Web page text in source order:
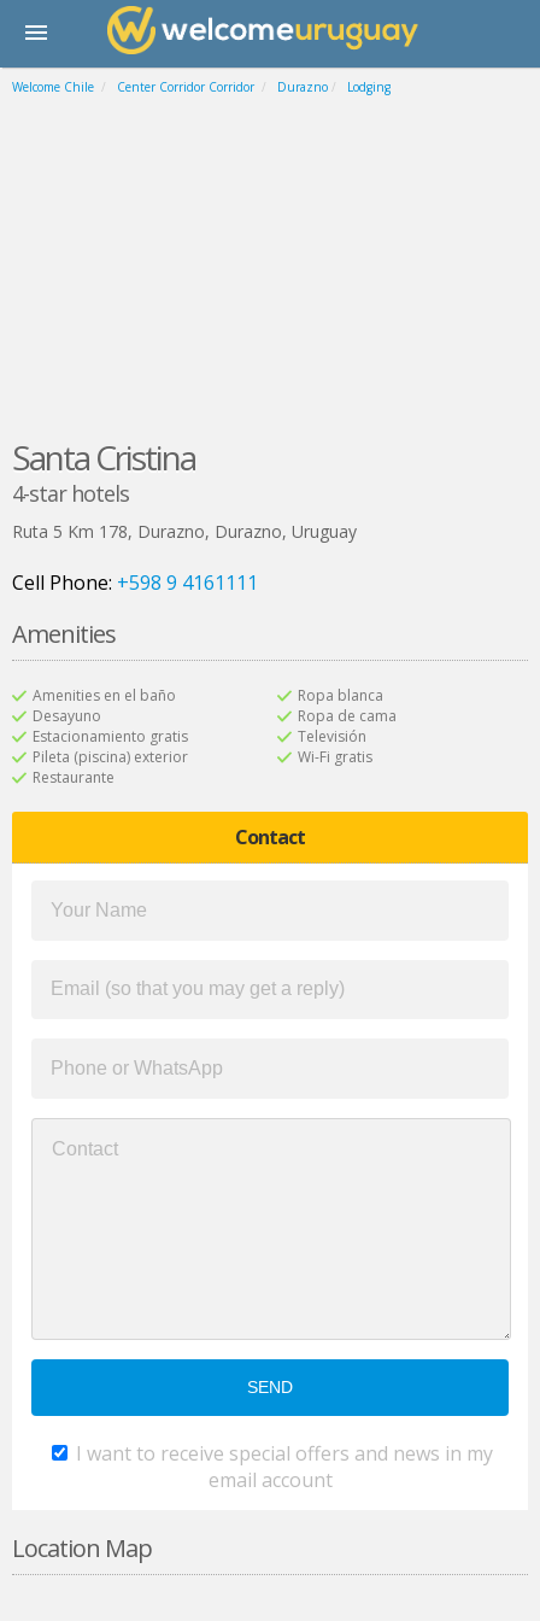
Welcome Chile Center Corridor Corridor Durazno Lodging
Santa Cristina
4-star hotels
Ruta 5 Km 178, Durazno, Durazno, Uruguay
Cell Phone: +598 9 4161111
Amenities
Amenities en el baño
Desayuno
Estacionamiento gratis
Pileta (piscina) exterior
Restaurante
Ropa blanca
Ropa de cama
Televisión
Wi-Fi gratis
Contact
I want to receive special offers and news in my
email account
Location Map